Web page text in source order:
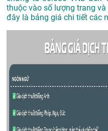
thuộc vào số lượng trang
đây là bảng giá chi tiết các